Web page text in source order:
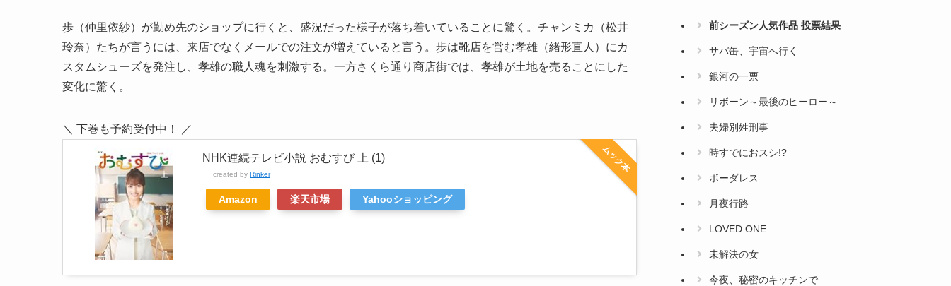
歩（仲里依紗）が勤め先のショップに行くと、盛況だった様子が落ち着いていることに驚く。チャンミカ（松井
玲奈）たちが言うには、来店でなくメールでの注文が増えていると言う。歩は靴店を営む孝雄（緒形直人）にカ
スタムシューズを発注し、孝雄の職人魂を刺激する。一方さくら通り商店街では、孝雄が土地を売ることにした
変化に驚く。
＼ 下巻も予約受付中！ ／
NHK連続テレビ小説 おむすび 上 (1)
created by Rinker
Amazon 楽天市場 Yahooショッピング
ムック本
前シーズン人気作品 投票結果
サバ缶、宇宙へ行く
銀河の一票
リボーン～最後のヒーロー～
夫婦別姓刑事
時すでにおスシ!?
ボーダレス
月夜行路
LOVED ONE
未解決の女
今夜、秘密のキッチンで